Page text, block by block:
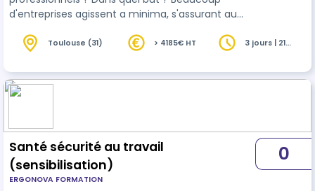
d'entreprises agissent a minima, s'assurant au
réglementaires. Or, les démarches en santé et
développement des salariés et …
Toulouse (31) > 4185€ HT
3 jours | 21
Santé sécurité au travail
(sensibilisation)
ERGONOVA FORMATION
0